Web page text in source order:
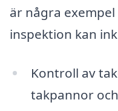
är några
inspektion kan
Kontroll av
takpannor